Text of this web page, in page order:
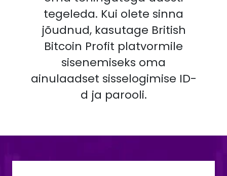
tegeleda. Kui olete sinna
jõudnud, kasutage British
Bitcoin Profit platvormile
sisenemiseks oma
ainulaadset sisselogimise ID-
d ja parooli.